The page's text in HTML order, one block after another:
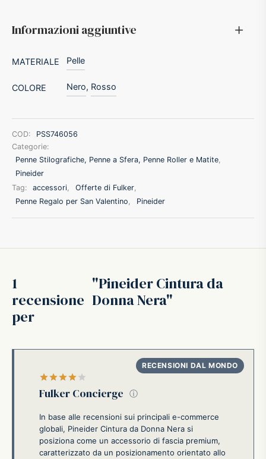
Informazioni aggiuntive
MATERIALE Pelle
COLORE Nero, Rosso
COD:
PSS746056
Categorie:
Penne Stilografiche, Penne a Sfera, Penne Roller e Matite
Pineider
Tag:
accessori Offerte di Fulker
Penne Regalo per San Valentino, Pineider
1
recensione
per
Pineider Cintura da
Donna Nera
Fulker Concierge ⓘ
In base alle recensioni sui principali e-commerce
globali, Pineider Cintura da Donna Nera si
posiziona come un accessorio di fascia premium,
caratterizzato da un posizionamento orientato allo
A.G.
Marche